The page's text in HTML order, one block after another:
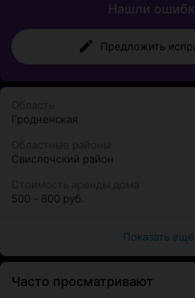
Нашли
Предложить
Гродненская
Свислочский район
500 - 800 руб.
Показать ещё
Часто просматривают